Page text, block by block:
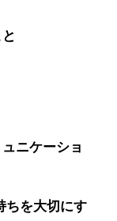
ニケーショ
ちを大切にす